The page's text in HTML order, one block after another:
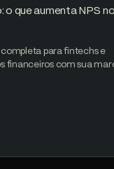
o que aumenta NPS
para fintechs e
financeiros com sua